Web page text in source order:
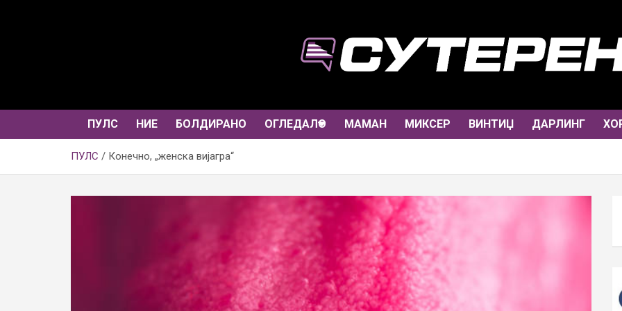
ПУЛС НИЕ БОЛДИРАНО ОГЛЕДАЛО МАМАН МИКСЕР ВИНТИЏ ДАРЛИНГ
ПУЛС Конечно, „женска вијагра“